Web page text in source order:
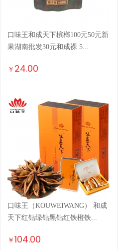
口味王和成天下槟榔100元50元新
果湖南批发30元和成裸 5...
￥ 24.00
口味王（KOUWEIWANG） 和成
天下红钻绿钻黑钻红铁橙铁...
￥104.00